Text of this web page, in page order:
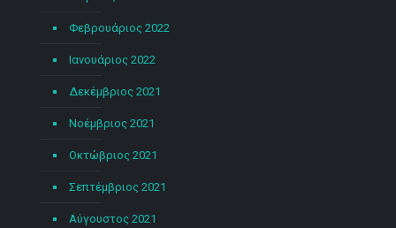
Φεβρουάριος 2022
Ιανουάριος 2022
Δεκέμβριος 2021
Νοέμβριος 2021
Οκτώβριος 2021
Σεπτέμβριος 2021
Αύγουστος 2021